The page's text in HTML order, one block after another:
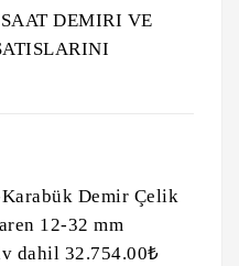
DEMIRI VE
Demir Çelik
12-32 mm
dahil 32.754.00₺